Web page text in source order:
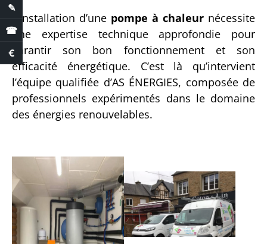
L’installation d’une pompe à chaleur nécessite
une expertise technique approfondie pour
garantir son bon fonctionnement et son
efficacité énergétique. C’est là qu’intervient
l’équipe qualifiée d’AS ÉNERGIES, composée de
professionnels expérimentés dans le domaine
des énergies renouvelables.
✎
☎
€
Estimation des aides